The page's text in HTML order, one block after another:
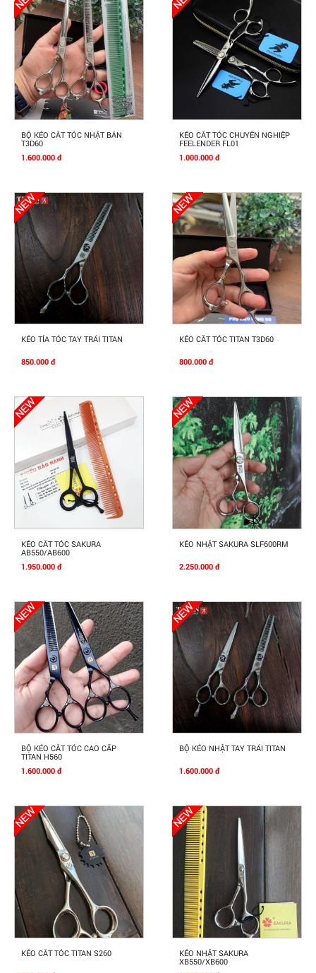
Mua Ngay
BỘ KÉO CẮT TÓC NHẬT BẢN
T3D60
1.600.000 đ
Mua Ngay
KÉO CẮT TÓC CHUYÊN NGHIỆP
FEELENDER FL01
1.000.000 đ
Mua Ngay
KÉO TỈA TÓC TAY TRÁI TITAN
850.000 đ
Mua Ngay
KÉO CĂT TÓC TITAN T3D60
800.000 đ
Mua Ngay
KÉO CẮT TÓC SAKURA
AB550/AB600
1.950.000 đ
Mua Ngay
KÉO NHẬT SAKURA SLF600RM
2.250.000 đ
Mua Ngay
BỘ KÉO CẮT TÓC CAO CẤP
TITAN H560
1.600.000 đ
Mua Ngay
BỘ KÉO NHẬT TAY TRÁI TITAN
1.600.000 đ
Mua Ngay
KÉO CẮT TÓC TITAN S260 Mua Ngay
KÉO NHẬT SAKURA
XB550/XB600